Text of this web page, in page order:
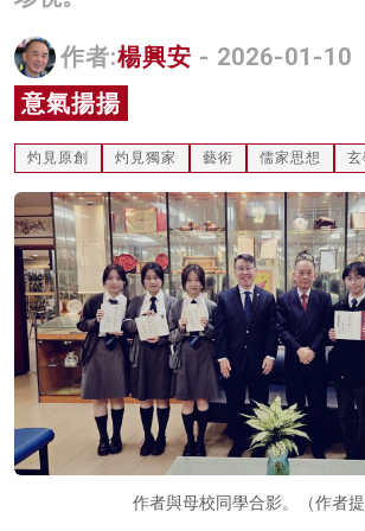
名家榜
灼見活動
作者:楊興安 - 2026-01-10
意氣揚揚
灼見原創 灼見獨家 藝術 儒家思想 玄
作者與母校同學合影。（作者提